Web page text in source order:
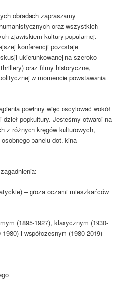
obradach zapraszamy
oraz wszystkich
zjawiskiem kultury popularnej.
konferencji pozostaje
ukierunkowanej na szeroko
oraz filmy historyczne,
w momencie powstawania
powinny więc oscylować wokół
popkultury. Jesteśmy otwarci na
z różnych kręgów kulturowych,
panelu dot. kina
– groza oczami mieszkańców
(1895-1927), klasycznym (1930-
i współczesnym (1980-2019)